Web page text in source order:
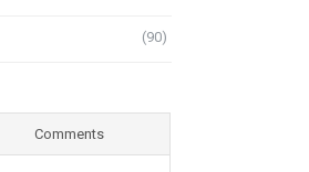
(90)
Comments